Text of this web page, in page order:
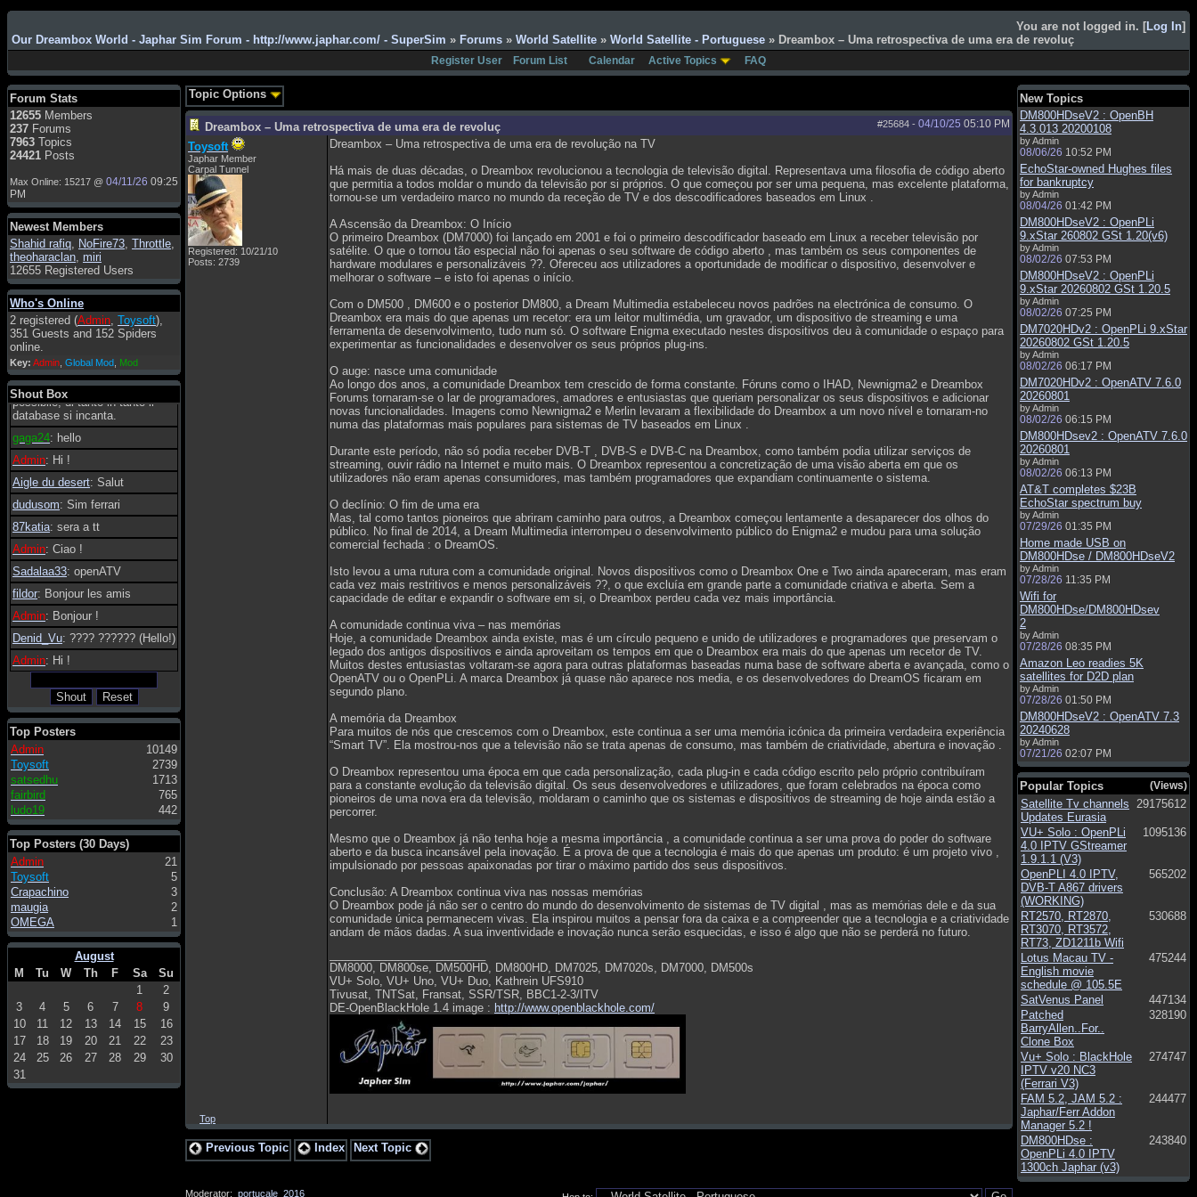
You are not logged in. [Log In]
Our Dreambox World - Japhar Sim Forum - http://www.japhar.com/ - SuperSim » Forums » World Satellite » World Satellite - Portuguese » Dreambox – Uma retrospectiva de uma era de revoluç
Register User Forum List Calendar Active Topics FAQ
Forum Stats
12655 Members
237 Forums
7963 Topics
24421 Posts
Max Online: 15217 @ 04/11/26 09:25
PM
Newest Members
Shahid rafiq, NoFire73, Throttle,
theoharaclan, miri
12655 Registered Users
Who's Online
2 registered (Admin, Toysoft),
351 Guests and 152 Spiders
online.
Key: Admin Global Mod Mod
Shout Box
Admin: Hi !!!
smous: Hello
franco59: sera a tutti
sasa'@1959
compreso lo staff
hecruze
Admin: Hello !
dwefff: hi mate
Toysoft: Hi !
pulakivasilaki: ????? ?????
pietro: ciao a tutti
pietro: è un po' che manco dal
forum,non mi è possibile
vedere i contenuti, mi sono
perso qualcosa?
Admin: Dovrebbe essere
possibile, di tanto in tanto il
database si incanta.
gaga24: hello
Admin: Hi !
Aigle du desert: Salut
dudusom: Sim ferrari
87katia: sera a tt
Admin: Ciao !
Sadalaa33: openATV
fildor: Bonjour les amis
Admin: Bonjour !
Denid_Vu: ???? ?????? (Hello!)
Admin: Hi !
Top Posters
Admin
10149
Toysoft
2739
satsedhu
1713
fairbird
765
ludo19
442
Top Posters (30 Days)
Admin
21
Toysoft
5
Crapachino
3
maugia
2
OMEGA
1
August
M
Tu W Th F Sa
Su
1
2
3
4 5 6 7 8
9
10
11 12 13 14 15
16
17
18 19 20 21 22
23
24
25 26 27 28 29
30
31
Topic Options
#25684 - 04/10/25 05:10 PM
Dreambox – Uma retrospectiva de uma era de revoluç
Toysoft
Japhar Member
Carpal Tunnel
Registered: 10/21/10
Posts: 2739
Dreambox – Uma retrospectiva de uma era de revolução na TV
Há mais de duas décadas, o Dreambox revolucionou a tecnologia de televisão digital. Representava uma filosofia de código aberto
que permitia a todos moldar o mundo da televisão por si próprios. O que começou por ser uma pequena, mas excelente plataforma,
tornou-se um verdadeiro marco no mundo da receção de TV e dos descodificadores baseados em Linux .
A Ascensão da Dreambox: O Início
O primeiro Dreambox (DM7000) foi lançado em 2001 e foi o primeiro descodificador baseado em Linux a receber televisão por
satélite. O que o tornou tão especial não foi apenas o seu software de código aberto , mas também os seus componentes de
hardware modulares e personalizáveis ??. Ofereceu aos utilizadores a oportunidade de modificar o dispositivo, desenvolver e
melhorar o software – e isto foi apenas o início.
Com o DM500 , DM600 e o posterior DM800, a Dream Multimedia estabeleceu novos padrões na electrónica de consumo. O
Dreambox era mais do que apenas um recetor: era um leitor multimédia, um gravador, um dispositivo de streaming e uma
ferramenta de desenvolvimento, tudo num só. O software Enigma executado nestes dispositivos deu à comunidade o espaço para
experimentar as funcionalidades e desenvolver os seus próprios plug-ins.
O auge: nasce uma comunidade
Ao longo dos anos, a comunidade Dreambox tem crescido de forma constante. Fóruns como o IHAD, Newnigma2 e Dreambox
Forums tornaram-se o lar de programadores, amadores e entusiastas que queriam personalizar os seus dispositivos e adicionar
novas funcionalidades. Imagens como Newnigma2 e Merlin levaram a flexibilidade do Dreambox a um novo nível e tornaram-no
numa das plataformas mais populares para sistemas de TV baseados em Linux .
Durante este período, não só podia receber DVB-T , DVB-S e DVB-C na Dreambox, como também podia utilizar serviços de
streaming, ouvir rádio na Internet e muito mais. O Dreambox representou a concretização de uma visão aberta em que os
utilizadores não eram apenas consumidores, mas também programadores que expandiam continuamente o sistema.
O declínio: O fim de uma era
Mas, tal como tantos pioneiros que abriram caminho para outros, a Dreambox começou lentamente a desaparecer dos olhos do
público. No final de 2014, a Dream Multimedia interrompeu o desenvolvimento público do Enigma2 e mudou para uma solução
comercial fechada : o DreamOS.
Isto levou a uma rutura com a comunidade original. Novos dispositivos como o Dreambox One e Two ainda apareceram, mas eram
cada vez mais restritivos e menos personalizáveis ??, o que excluía em grande parte a comunidade criativa e aberta. Sem a
capacidade de editar e expandir o software em si, o Dreambox perdeu cada vez mais importância.
A comunidade continua viva – nas memórias
Hoje, a comunidade Dreambox ainda existe, mas é um círculo pequeno e unido de utilizadores e programadores que preservam o
legado dos antigos dispositivos e ainda aproveitam os tempos em que o Dreambox era mais do que apenas um recetor de TV.
Muitos destes entusiastas voltaram-se agora para outras plataformas baseadas numa base de software aberta e avançada, como o
OpenATV ou o OpenPLi. A marca Dreambox já quase não aparece nos media, e os desenvolvedores do DreamOS ficaram em
segundo plano.
A memória da Dreambox
Para muitos de nós que crescemos com o Dreambox, este continua a ser uma memória icónica da primeira verdadeira experiência
“Smart TV”. Ela mostrou-nos que a televisão não se trata apenas de consumo, mas também de criatividade, abertura e inovação .
O Dreambox representou uma época em que cada personalização, cada plug-in e cada código escrito pelo próprio contribuíram
para a constante evolução da televisão digital. Os seus desenvolvedores e utilizadores, que foram celebrados na época como
pioneiros de uma nova era da televisão, moldaram o caminho que os sistemas e dispositivos de streaming de hoje ainda estão a
percorrer.
Mesmo que o Dreambox já não tenha hoje a mesma importância , a comunidade continua a ser uma prova do poder do software
aberto e da busca incansável pela inovação. É a prova de que a tecnologia é mais do que apenas um produto: é um projeto vivo ,
impulsionado por pessoas apaixonadas por tirar o máximo partido dos seus dispositivos.
Conclusão: A Dreambox continua viva nas nossas memórias
O Dreambox pode já não ser o centro do mundo do desenvolvimento de sistemas de TV digital , mas as memórias dele e da sua
comunidade única permanecem vivas. Ela inspirou muitos a pensar fora da caixa e a compreender que a tecnologia e a criatividade
andam de mãos dadas. A sua inventividade e inovação nunca serão esquecidas, e isso é algo que não se perderá no futuro.
DM8000, DM800se, DM500HD, DM800HD, DM7025, DM7020s, DM7000, DM500s
VU+ Solo, VU+ Uno, VU+ Duo, Kathrein UFS910
Tivusat, TNTSat, Fransat, SSR/TSR, BBC1-2-3/ITV
DE-OpenBlackHole 1.4 image : http://www.openblackhole.com/
Top
Previous Topic Index Next Topic
Moderator: portucale_2016
New Topics
DM800HDseV2 : OpenBH
4.3.013 20200108
by Admin
08/06/26 10:52 PM
EchoStar-owned Hughes files
for bankruptcy
by Admin
08/04/26 01:42 PM
DM800HDseV2 : OpenPLi
9.xStar 260802 GSt 1.20(v6)
by Admin
08/02/26 07:53 PM
DM800HDseV2 : OpenPLi
9.xStar 20260802 GSt 1.20.5
by Admin
08/02/26 07:25 PM
DM7020HDv2 : OpenPLi 9.xStar
20260802 GSt 1.20.5
by Admin
08/02/26 06:17 PM
DM7020HDv2 : OpenATV 7.6.0
20260801
by Admin
08/02/26 06:15 PM
DM800HDsev2 : OpenATV 7.6.0
20260801
by Admin
08/02/26 06:13 PM
AT&T completes $23B
EchoStar spectrum buy
by Admin
07/29/26 01:35 PM
Home made USB on
DM800HDse / DM800HDseV2
by Admin
07/28/26 11:35 PM
Wifi for
DM800HDse/DM800HDsev
2
by Admin
07/28/26 08:35 PM
Amazon Leo readies 5K
satellites for D2D plan
by Admin
07/28/26 01:50 PM
DM800HDseV2 : OpenATV 7.3
20240628
by Admin
07/21/26 02:07 PM
(Views)
Popular Topics
Satellite Tv channels
Updates Eurasia
29175612
VU+ Solo : OpenPLi
4.0 IPTV GStreamer
1.9.1.1 (V3)
1095136
OpenPLI 4.0 IPTV,
DVB-T A867 drivers
(WORKING)
565202
RT2570, RT2870,
RT3070, RT3572,
RT73, ZD1211b Wifi
530688
Lotus Macau TV -
English movie
schedule @ 105.5E
475244
SatVenus Panel
447134
Patched
BarryAllen..For..
Clone Box
328190
Vu+ Solo : BlackHole
IPTV v20 NC3
(Ferrari V3)
274747
FAM 5.2, JAM 5.2 :
Japhar/Ferr Addon
Manager 5.2 !
244477
DM800HDse :
OpenPLi 4.0 IPTV
1300ch Japhar (v3)
243840